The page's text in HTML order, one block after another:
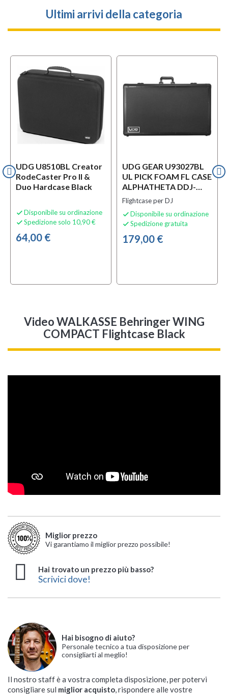
Ultimi arrivi della categoria
UDG U8510BL Creator
RodeCaster Pro II &
Duo Hardcase Black
 Disponibile su ordinazione
 Spedizione solo 10,90 €
64,00 €
UDG GEAR U93027BL
UL PICK FOAM FL CASE
ALPHATHETA DDJ-
GRV6
Flightcase per DJ
 Disponibile su ordinazione
 Spedizione gratuita
179,00 €
Video WALKASSE Behringer WING
COMPACT Flightcase Black
Miglior prezzo
Vi garantiamo il miglior prezzo possibile!
Hai trovato un prezzo più basso?
Scrivici dove!
Hai bisogno di aiuto?
Personale tecnico a tua disposizione per
consigliarti al meglio!
Il nostro staff è a vostra completa disposizione, per potervi
consigliare sul miglior acquisto , rispondere alle vostre